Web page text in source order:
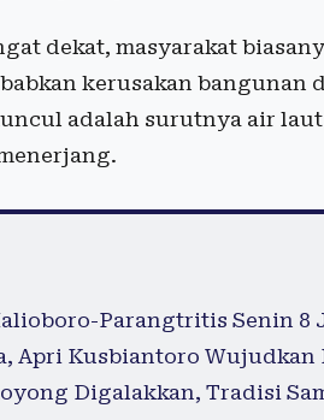
dekat, masyarakat
kerusakan bangunan
adalah surutnya air
Parangtritis Senin 8
Apri Kusbiantoro
Digalakkan, Tradisi